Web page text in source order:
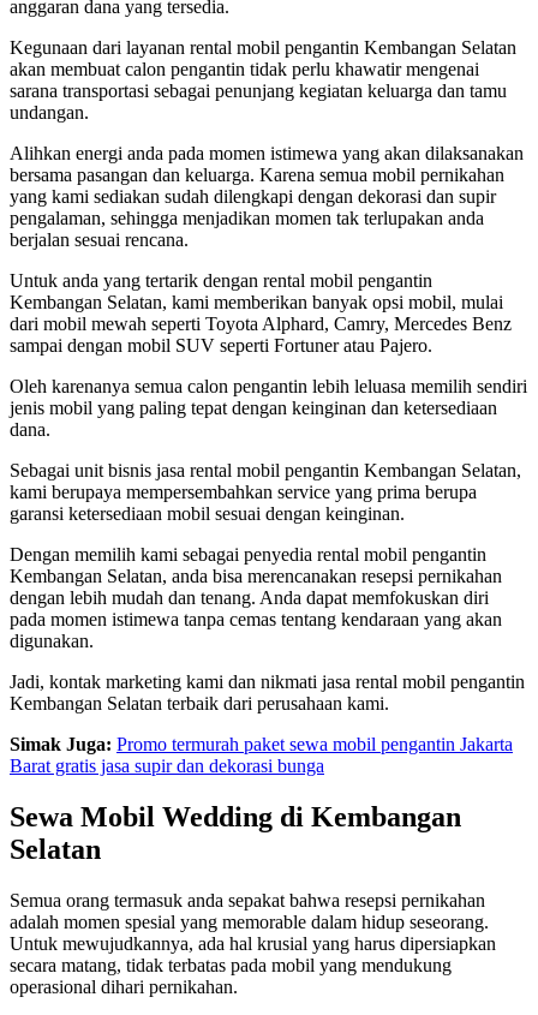
anggaran dana yang tersedia.
Kegunaan dari layanan rental mobil pengantin Kembangan Selatan
akan membuat calon pengantin tidak perlu khawatir mengenai
sarana transportasi sebagai penunjang kegiatan keluarga dan tamu
undangan.
Alihkan energi anda pada momen istimewa yang akan dilaksanakan
bersama pasangan dan keluarga. Karena semua mobil pernikahan
yang kami sediakan sudah dilengkapi dengan dekorasi dan supir
pengalaman, sehingga menjadikan momen tak terlupakan anda
berjalan sesuai rencana.
Untuk anda yang tertarik dengan rental mobil pengantin
Kembangan Selatan, kami memberikan banyak opsi mobil, mulai
dari mobil mewah seperti Toyota Alphard, Camry, Mercedes Benz
sampai dengan mobil SUV seperti Fortuner atau Pajero.
Oleh karenanya semua calon pengantin lebih leluasa memilih sendiri
jenis mobil yang paling tepat dengan keinginan dan ketersediaan
dana.
Sebagai unit bisnis jasa rental mobil pengantin Kembangan Selatan,
kami berupaya mempersembahkan service yang prima berupa
garansi ketersediaan mobil sesuai dengan keinginan.
Dengan memilih kami sebagai penyedia rental mobil pengantin
Kembangan Selatan, anda bisa merencanakan resepsi pernikahan
dengan lebih mudah dan tenang. Anda dapat memfokuskan diri
pada momen istimewa tanpa cemas tentang kendaraan yang akan
digunakan.
Jadi, kontak marketing kami dan nikmati jasa rental mobil pengantin
Kembangan Selatan terbaik dari perusahaan kami.
Simak Juga: Promo termurah paket sewa mobil pengantin Jakarta
Barat gratis jasa supir dan dekorasi bunga
Sewa Mobil Wedding di Kembangan
Selatan
Semua orang termasuk anda sepakat bahwa resepsi pernikahan
adalah momen spesial yang memorable dalam hidup seseorang.
Untuk mewujudkannya, ada hal krusial yang harus dipersiapkan
secara matang, tidak terbatas pada mobil yang mendukung
operasional dihari pernikahan.